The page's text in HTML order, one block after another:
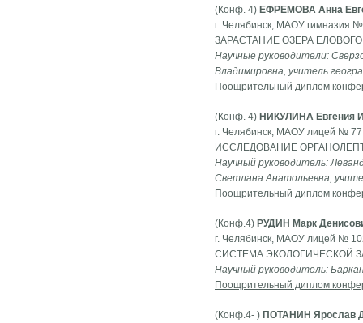
(Конф. 4) ЕФРЕМОВА Анна
г. Челябинск, МАОУ гимназия
ЗАРАСТАНИЕ ОЗЕРА ЕЛОВОГО
Научные руководители:
Владимировна, учитель
Поощрительный диплом
(Конф. 4) НИКУЛИНА Евгения
г. Челябинск, МАОУ лицей №
ИССЛЕДОВАНИЕ
Научный руководитель:
Светлана Анатольевна,
Поощрительный диплом
(Конф.4) РУДИН Марк
г. Челябинск, МАОУ лицей №
СИСТЕМА ЭКОЛОГИЧЕСКОЙ
Научный руководитель:
Поощрительный диплом
(Конф.4- ) ПОТАНИН Ярослав